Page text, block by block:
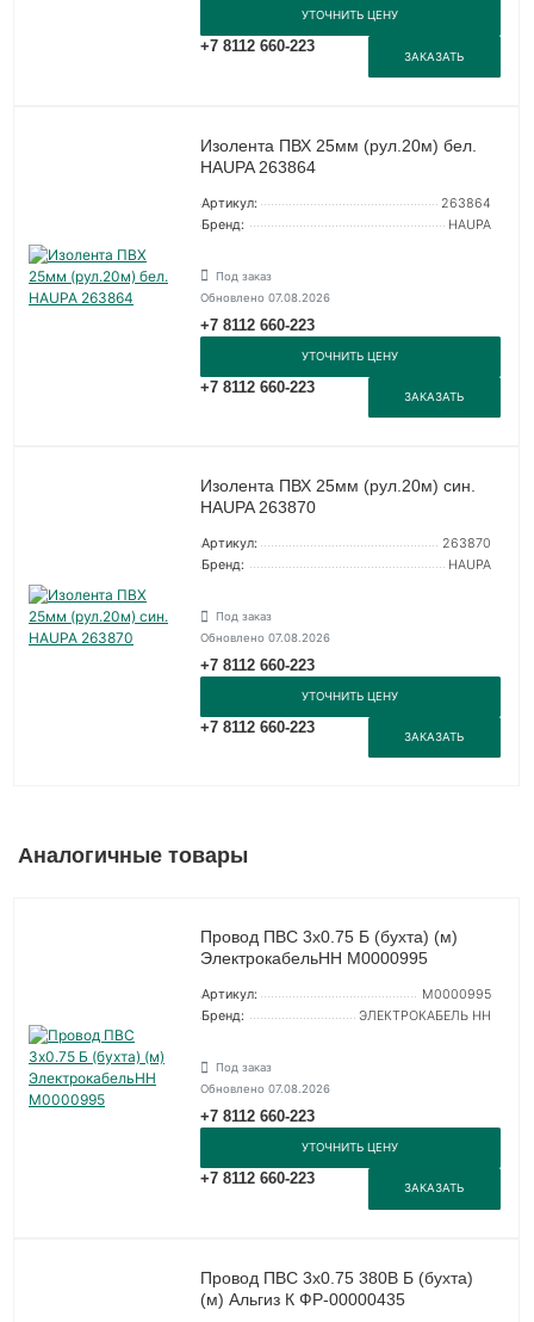
УТОЧНИТЬ ЦЕНУ
+7 8112 660-223
ЗАКАЗАТЬ
Изолента ПВХ 25мм (рул.20м) бел.
HAUPA 263864
Артикул:
263864
Бренд:
HAUPA
Под заказ
Обновлено 07.08.2026
+7 8112 660-223
УТОЧНИТЬ ЦЕНУ
+7 8112 660-223
ЗАКАЗАТЬ
Изолента ПВХ 25мм (рул.20м) син.
HAUPA 263870
Артикул:
263870
Бренд:
HAUPA
Под заказ
Обновлено 07.08.2026
+7 8112 660-223
УТОЧНИТЬ ЦЕНУ
+7 8112 660-223
ЗАКАЗАТЬ
Аналогичные товары
Провод ПВС 3х0.75 Б (бухта) (м)
ЭлектрокабельНН M0000995
Артикул:
M0000995
Бренд:
ЭЛЕКТРОКАБЕЛЬ НН
Под заказ
Обновлено 07.08.2026
+7 8112 660-223
УТОЧНИТЬ ЦЕНУ
+7 8112 660-223
ЗАКАЗАТЬ
Провод ПВС 3х0.75 380В Б (бухта)
(м) Альгиз К ФР-00000435